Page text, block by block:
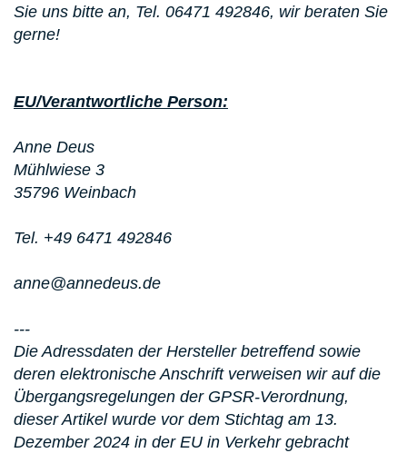
Sie uns bitte an, Tel. 06471 492846, wir beraten Sie
gerne!
EU/Verantwortliche Person:
Anne Deus
Mühlwiese 3
35796 Weinbach
Tel. +49 6471 492846
anne@annedeus.de
---
Die Adressdaten der Hersteller betreffend sowie
deren elektronische Anschrift verweisen wir auf die
Übergangsregelungen der GPSR-Verordnung,
dieser Artikel wurde vor dem Stichtag am 13.
Dezember 2024 in der EU in Verkehr gebracht